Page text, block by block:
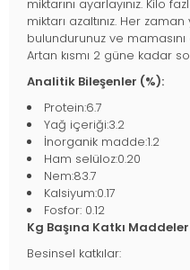
miktarını ayarlayınız. Kilo
miktarı azaltınız. Her
bulundurunuz ve
Artan kısmı 2 güne kadar
Analitik Bileşenler (%):
Protein:6.7
Yağ içeriği:3.2
İnorganik madde:1.2
Ham selüloz:0.20
Nem:83.7
Kalsiyum:0.17
Fosfor: 0.12
Kg Başına Katkı
Besinsel katkılar: